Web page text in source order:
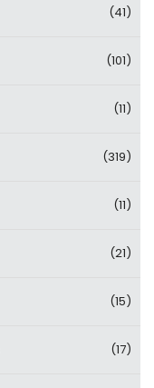
(41)
(101)
(11)
(319)
(11)
(21)
(15)
(17)